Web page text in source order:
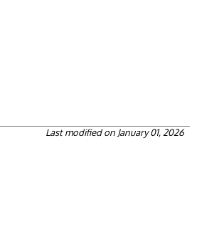
Last modified on January 01, 2026